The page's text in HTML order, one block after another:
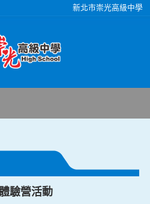
新北市崇光高級中學
驗營活動